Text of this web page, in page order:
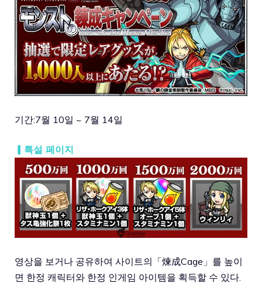
기간:7월 10일 ~ 7월 14일
▎특설 페이지
영상을 보거나 공유하여 사이트의「煉成Cage」를 높이
면 한정 캐릭터와 한정 인게임 아이템을 획득할 수 있다.